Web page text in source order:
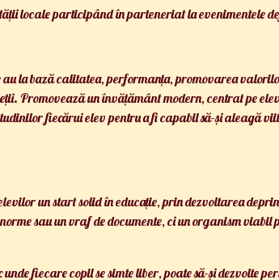
locale participând în parteneriat la evenimentele
la bază calitatea, performanța, promovarea
Promovează un învățământ modern, centrat pe
fiecărui elev pentru a fi capabil să-și aleagă
un start solid în educație, prin dezvoltarea
sau un vraf de documente, ci un organism
fiecare copil se simte liber, poate să-și dezvolte